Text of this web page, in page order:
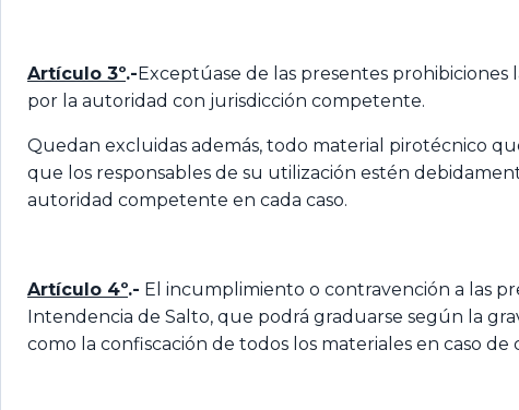
Artículo 3º.-Exceptúase de las presentes
por la autoridad con jurisdicción competente.
Quedan excluidas además, todo material pirotécnico
que los responsables de su utilización estén
autoridad competente en cada caso.
Artículo 4º.- El incumplimiento o contravención a las
Intendencia de Salto, que podrá graduarse según la
como la confiscación de todos los materiales en caso